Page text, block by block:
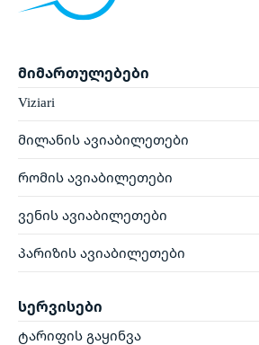
მიმართულებები
Viziari
მილანის ავიაბილეთები
რომის ავიაბილეთები
ვენის ავიაბილეთები
პარიზის ავიაბილეთები
სერვისები
ტარიფის გაყინვა